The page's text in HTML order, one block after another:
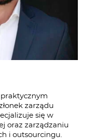
zarządu
się w
oraz zarządzaniu
i outsourcingu.